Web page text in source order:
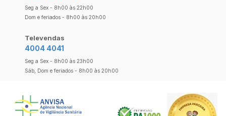
Seg a Sex - 8h00 às 22h00
Dom e feriados - 8h00 às 20h00
Televendas
4004 4041
Seg a Sex - 8h00 às 23h00
Sáb, Dom e feriados - 8h00 às 20h00